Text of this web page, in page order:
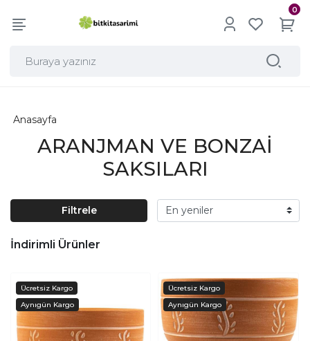
0
ARANJMAN VE BONZAİ
SAKSILARI
Anasayfa
Filtrele
İndirimli Ürünler